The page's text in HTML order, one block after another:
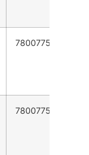
78007753553
78007753553